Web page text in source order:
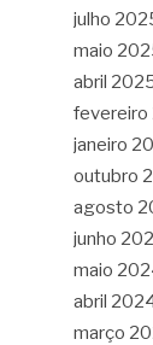
julho
maio
abril
fevereiro
janeiro
outubro
agosto
junho
maio
abril
março